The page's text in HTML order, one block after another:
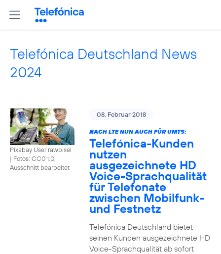
Telefónica Deutschland News
2024
Pixabay User rawpixel
| Fotos: CC0 1.0,
Ausschnitt bearbeitet
08. Februar 2018
NACH LTE NUN AUCH FÜR UMTS:
Telefónica-Kunden
nutzen
ausgezeichnete HD
Voice-Sprachqualität
für Telefonate
zwischen Mobilfunk-
und Festnetz
Telefónica Deutschland bietet
seinen Kunden ausgezeichnete HD
Voice-Sprachqualität ab sofort